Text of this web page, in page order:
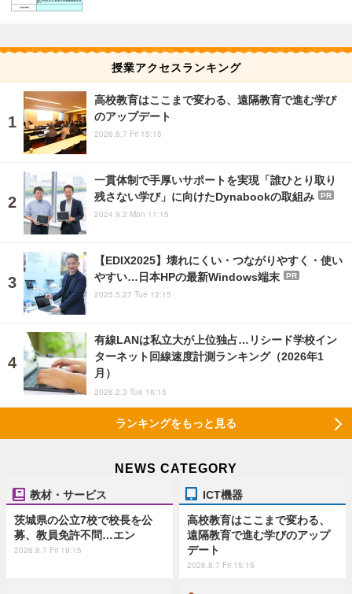
授業アクセスランキング
高校教育はここまで変わる、遠隔教育で進む学び
のアップデート
2026.8.7 Fri 15:15
一貫体制で手厚いサポートを実現「誰ひとり取り
残さない学び」に向けたDynabookの取組み
PR
2024.9.2 Mon 11:15
【EDIX2025】壊れにくい・つながりやすく・使い
やすい…日本HPの最新Windows端末
PR
2025.5.27 Tue 12:15
有線LANは私立大が上位独占…リシード学校イン
ターネット回線速度計測ランキング（2026年1
月）
2026.2.3 Tue 16:15
ランキングをもっと見る
NEWS CATEGORY
教材・サービス
茨城県の公立7校で校長を公
募、教員免許不問…エン
2026.8.7 Fri 19:15
ICT機器
高校教育はここまで変わる、
遠隔教育で進む学びのアップ
デート
2026.8.7 Fri 15:15